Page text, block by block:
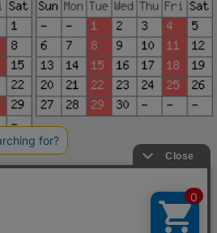
。
通販事業部
9-19イトウビル1,4F